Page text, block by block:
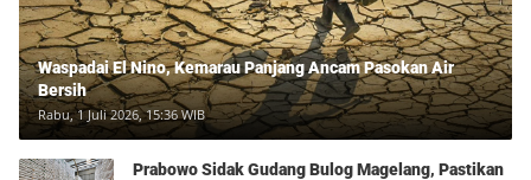
Waspadai El Nino, Kemarau Panjang Ancam Pasokan Air
Bersih
Rabu, 1 Juli 2026, 15:36 WIB
Prabowo Sidak Gudang Bulog Magelang, Pastikan